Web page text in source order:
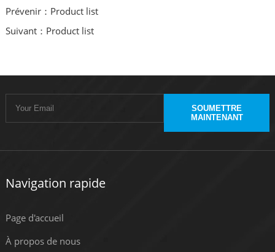
Prévenir：Product list
Suivant：Product list
SOUMETTRE
MAINTENANT
Navigation rapide
Page d'accueil
À propos de nous